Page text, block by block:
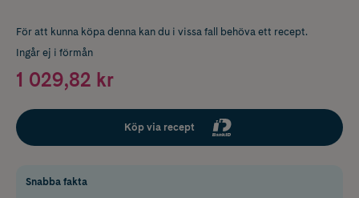
För att kunna köpa denna kan du i vissa fall behöva ett recept.
Ingår ej i förmån
1 029,82 kr
Köp via recept
Snabba fakta